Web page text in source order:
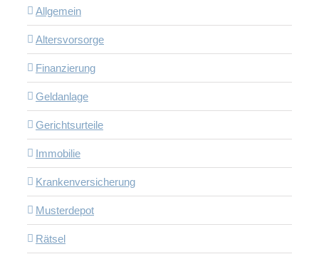
Allgemein
Altersvorsorge
Finanzierung
Geldanlage
Gerichtsurteile
Immobilie
Krankenversicherung
Musterdepot
Rätsel